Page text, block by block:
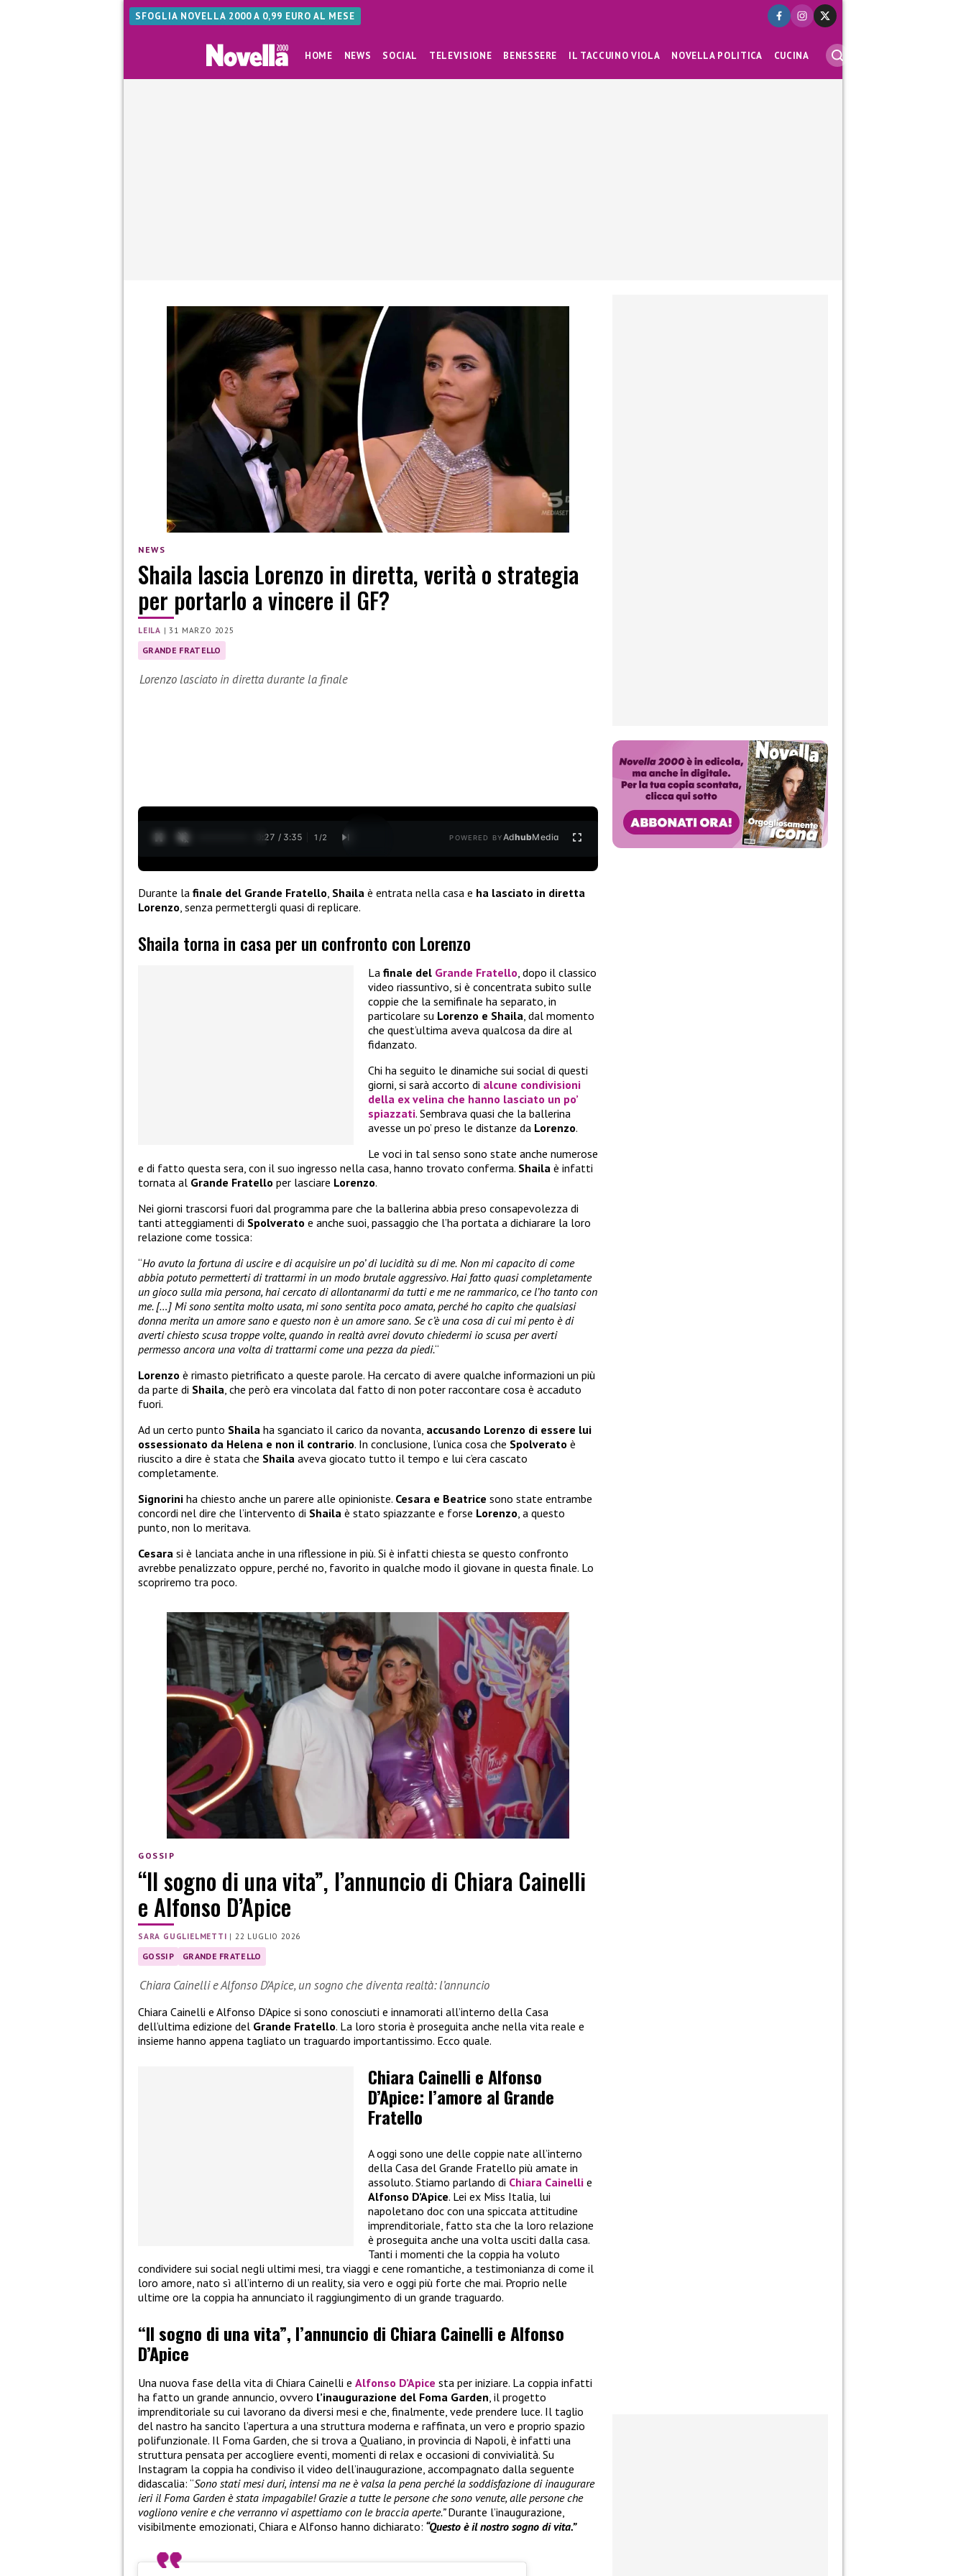
SFOGLIA NOVELLA 2000 A 0,99 EURO AL MESE
HOME NEWS SOCIAL TELEVISIONE BENESSERE IL TACCUINO VIOLA NOVELLA POLITICA CUCINA
NEWS
Shaila lascia Lorenzo in diretta, verità o strategia
per portarlo a vincere il GF?
LEILA |31 MARZO 2025
GRANDE FRATELLO
Lorenzo lasciato in diretta durante la finale
0:28 / 3:35 1 /2 POWERED BYAdhubMedia
Durante la finale del Grande Fratello Shaila è entrata nella casa e ha lasciato in diretta
Lorenzo , senza permettergli quasi di replicare.
Shaila torna in casa per un confronto con Lorenzo
La finale del Grande Fratello, dopo il classico
video riassuntivo, si è concentrata subito sulle
coppie che la semifinale ha separato, in
particolare su Lorenzo e Shaila, dal momento
che quest’ultima aveva qualcosa da dire al
fidanzato.
Chi ha seguito le dinamiche sui social di questi
giorni, si sarà accorto di alcune condivisioni
della ex velina che hanno lasciato un po’
spiazzati. Sembrava quasi che la ballerina
avesse un po’ preso le distanze da Lorenzo.
Le voci in tal senso sono state anche numerose
e di fatto questa sera, con il suo ingresso nella casa, hanno trovato conferma. Shaila è infatti
tornata al Grande Fratello per lasciare Lorenzo.
Nei giorni trascorsi fuori dal programma pare che la ballerina abbia preso consapevolezza di
tanti atteggiamenti di Spolverato e anche suoi, passaggio che l’ha portata a dichiarare la loro
relazione come tossica:
“Ho avuto la fortuna di uscire e di acquisire un po’ di lucidità su di me. Non mi capacito di come
abbia potuto permetterti di trattarmi in un modo brutale aggressivo. Hai fatto quasi completamente
un gioco sulla mia persona, hai cercato di allontanarmi da tutti e me ne rammarico, ce l’ho tanto con
me. […] Mi sono sentita molto usata, mi sono sentita poco amata, perché ho capito che qualsiasi
donna merita un amore sano e questo non è un amore sano. Se c’è una cosa di cui mi pento è di
averti chiesto scusa troppe volte, quando in realtà avrei dovuto chiedermi io scusa per averti
permesso ancora una volta di trattarmi come una pezza da piedi.“
Lorenzo è rimasto pietrificato a queste parole. Ha cercato di avere qualche informazioni un più
da parte di Shaila, che però era vincolata dal fatto di non poter raccontare cosa è accaduto
fuori.
Ad un certo punto Shaila ha sganciato il carico da novanta, accusando Lorenzo di essere lui
ossessionato da Helena e non il contrario. In conclusione, l’unica cosa che Spolverato è
riuscito a dire è stata che Shaila aveva giocato tutto il tempo e lui c’era cascato
completamente.
Signorini ha chiesto anche un parere alle opinioniste. Cesara e Beatrice sono state entrambe
concordi nel dire che l’intervento di Shaila è stato spiazzante e forse Lorenzo, a questo
punto, non lo meritava.
Cesara si è lanciata anche in una riflessione in più. Si è infatti chiesta se questo confronto
avrebbe penalizzato oppure, perché no, favorito in qualche modo il giovane in questa finale. Lo
scopriremo tra poco.
GOSSIP
“Il sogno di una vita”, l’annuncio di Chiara Cainelli
e Alfonso D’Apice
SARA GUGLIELMETTI |22 LUGLIO 2026
GOSSIP GRANDE FRATELLO
Chiara Cainelli e Alfonso D’Apice, un sogno che diventa realtà: l’annuncio
Chiara Cainelli e Alfonso D’Apice si sono conosciuti e innamorati all’interno della Casa
dell’ultima edizione del Grande Fratello. La loro storia è proseguita anche nella vita reale e
insieme hanno appena tagliato un traguardo importantissimo. Ecco quale.
Chiara Cainelli e Alfonso
D’Apice: l’amore al Grande
Fratello
A oggi sono une delle coppie nate all’interno
della Casa del Grande Fratello più amate in
assoluto. Stiamo parlando di Chiara Cainelli e
Alfonso D’Apice. Lei ex Miss Italia, lui
napoletano doc con una spiccata attitudine
imprenditoriale, fatto sta che la loro relazione
è proseguita anche una volta usciti dalla casa.
Tanti i momenti che la coppia ha voluto
condividere sui social negli ultimi mesi, tra viaggi e cene romantiche, a testimonianza di come il
loro amore, nato sì all’interno di un reality, sia vero e oggi più forte che mai. Proprio nelle
ultime ore la coppia ha annunciato il raggiungimento di un grande traguardo.
“Il sogno di una vita”, l’annuncio di Chiara Cainelli e Alfonso
D’Apice
Una nuova fase della vita di Chiara Cainelli e Alfonso D’Apice sta per iniziare. La coppia infatti
ha fatto un grande annuncio, ovvero l’inaugurazione del Foma Garden, il progetto
imprenditoriale su cui lavorano da diversi mesi e che, finalmente, vede prendere luce. Il taglio
del nastro ha sancito l’apertura a una struttura moderna e raffinata, un vero e proprio spazio
polifunzionale. Il Foma Garden, che si trova a Qualiano, in provincia di Napoli, è infatti una
struttura pensata per accogliere eventi, momenti di relax e occasioni di convivialità. Su
Instagram la coppia ha condiviso il video dell’inaugurazione, accompagnato dalla seguente
didascalia: “Sono stati mesi duri, intensi ma ne è valsa la pena perché la soddisfazione di inaugurare
ieri il Foma Garden è stata impagabile! Grazie a tutte le persone che sono venute, alle persone che
vogliono venire e che verranno vi aspettiamo con le braccia aperte.”Durante l’inaugurazione,
visibilmente emozionati, Chiara e Alfonso hanno dichiarato: “Questo è il nostro sogno di vita.”